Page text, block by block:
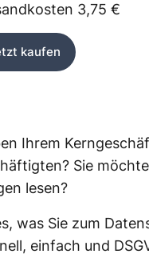
3,75 €
kaufen
Ihrem
Sie
lesen?
was Sie zum
einfach und